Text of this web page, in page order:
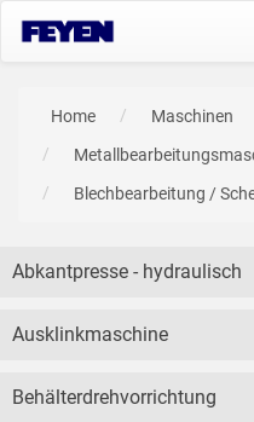
Home
Maschinen
Blechbearbeitung /
Abkantpresse - hydraulisch
Ausklinkmaschine
Behälterdrehvorrichtung